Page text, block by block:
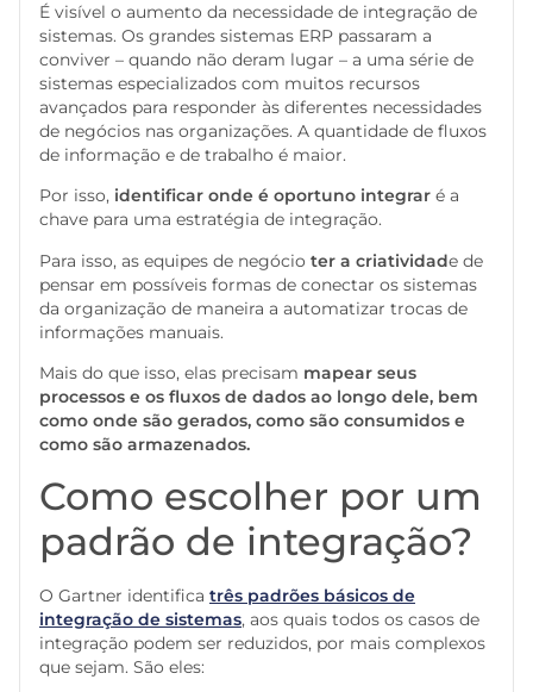
É visível o aumento da necessidade de integração de
sistemas. Os grandes sistemas ERP passaram a
conviver – quando não deram lugar – a uma série de
sistemas especializados com muitos recursos
avançados para responder às diferentes necessidades
de negócios nas organizações. A quantidade de fluxos
de informação e de trabalho é maior.
Por isso, identificar onde é oportuno integrar é a
chave para uma estratégia de integração.
Para isso, as equipes de negócio ter a criatividade de
pensar em possíveis formas de conectar os sistemas
da organização de maneira a automatizar trocas de
informações manuais.
Mais do que isso, elas precisam mapear seus
processos e os fluxos de dados ao longo dele, bem
como onde são gerados, como são consumidos e
como são armazenados.
Como escolher por um
padrão de integração?
O Gartner identifica três padrões básicos de
integração de sistemas, aos quais todos os casos de
integração podem ser reduzidos, por mais complexos
que sejam. São eles: